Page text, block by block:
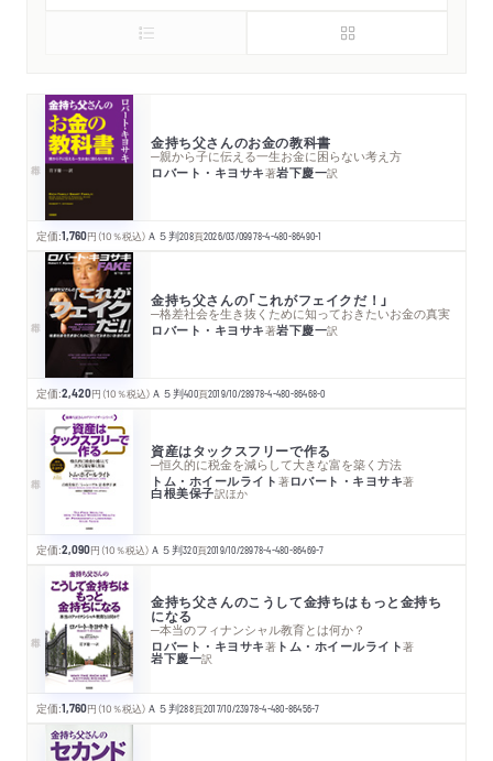
金持ち父さんのお金の教科書
─親から子に伝える一生お金に困らない考え方
ロバート・キヨサキ著岩下慶一訳
定価:1,760円 （10％税込） Ａ５判208頁2026/03/09978-4-480-86490-1
金持ち父さんの「これがフェイクだ！」
─格差社会を生き抜くために知っておきたいお金の真実
ロバート・キヨサキ著岩下慶一訳
定価:2,420円 （10％税込） Ａ５判400頁2019/10/28978-4-480-86468-0
資産はタックスフリーで作る
─恒久的に税金を減らして大きな富を築く方法
トム・ホイールライト 著ロバート・キヨサキ著
白根美保子訳ほか
定価:2,090円 （10％税込） Ａ５判320頁2019/10/28978-4-480-86469-7
金持ち父さんのこうして金持ちはもっと金持ち
になる
─本当のフィナンシャル教育とは何か？
ロバート・キヨサキ著トム・ホイールライト著
岩下慶一訳
定価:1,760円 （10％税込） Ａ５判288頁2017/10/23978-4-480-86456-7